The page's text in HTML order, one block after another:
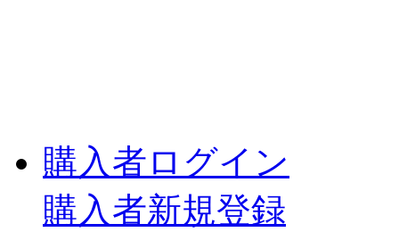
購入者ログイン
購入者新規登録